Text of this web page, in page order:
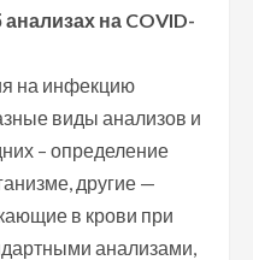
на COVID-
на инфекцию
виды анализов и
– определение
другие —
в крови при
анализами,